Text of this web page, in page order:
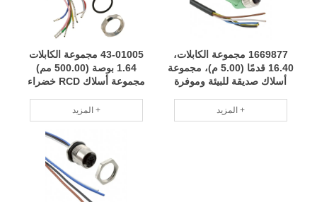
43-01005 مجموعة الكابلات
1.64 بوصة (500.00 مم)
مجموعة أسلاك RCD خضراء
على نطاق واسع
المزيد +
1669877 مجموعة الكابلات،
16.40 قدمًا (5.00 م)، مجموعة
أسلاك صديقة للبيئة وموفرة
RCDالمزيد +